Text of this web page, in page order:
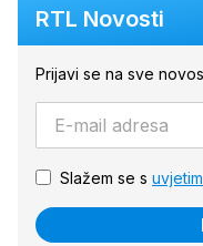
RTL Novosti
Prijavi se na sve
Slažem se s